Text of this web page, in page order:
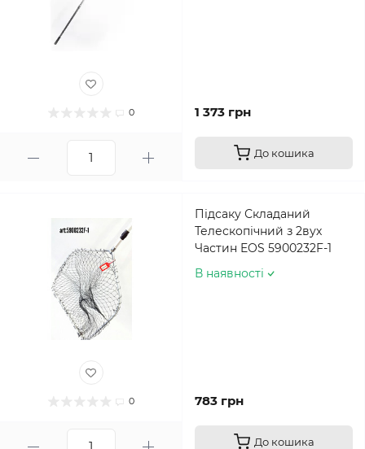
0 1 373 грн
До кошика
0
Підсаку Складаний
Телескопічний з 2вух
Частин EOS 5900232F-1
В наявності
783 грн
До кошика